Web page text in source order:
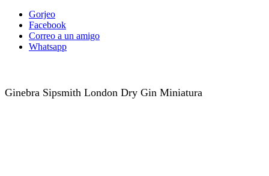
Gorjeo
Facebook
Correo a un amigo
Whatsapp
Ginebra Sipsmith London Dry Gin Miniatura